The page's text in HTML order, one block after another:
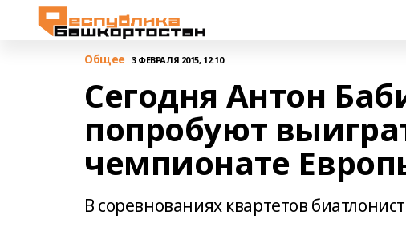
Общее 3 ФЕВРАЛЯ 2015, 12:10
Сегодня Антон
попробуют
чемпионате
В соревнованиях квартетов